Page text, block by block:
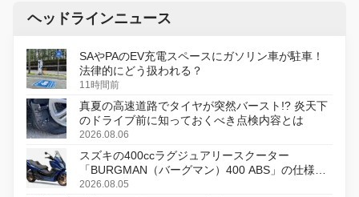
ヘッドラインニュース
SAやPAのEV充電スペースにガソリン車が駐車！
法律的にどう扱われる？
11時間前
真夏の高速道路でタイヤが突然バースト!? 炎天下
のドライブ前に知っておくべき点検内容とは
2026.08.06
スズキの400ccラグジュアリースクーター
「BURGMAN（バーグマン）400 ABS」の仕様を
変更し、8月18日に発売
2026.08.05